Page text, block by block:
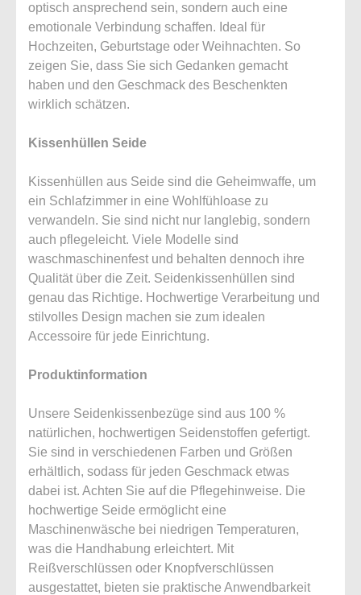
optisch ansprechend sein, sondern auch eine
emotionale Verbindung schaffen. Ideal für
Hochzeiten, Geburtstage oder Weihnachten. So
zeigen Sie, dass Sie sich Gedanken gemacht
haben und den Geschmack des Beschenkten
wirklich schätzen.
Kissenhüllen Seide
Kissenhüllen aus Seide sind die Geheimwaffe, um
ein Schlafzimmer in eine Wohlfühloase zu
verwandeln. Sie sind nicht nur langlebig, sondern
auch pflegeleicht. Viele Modelle sind
waschmaschinenfest und behalten dennoch ihre
Qualität über die Zeit. Seidenkissenhüllen sind
genau das Richtige. Hochwertige Verarbeitung und
stilvolles Design machen sie zum idealen
Accessoire für jede Einrichtung.
Produktinformation
Unsere Seidenkissenbezüge sind aus 100 %
natürlichen, hochwertigen Seidenstoffen gefertigt.
Sie sind in verschiedenen Farben und Größen
erhältlich, sodass für jeden Geschmack etwas
dabei ist. Achten Sie auf die Pflegehinweise. Die
hochwertige Seide ermöglicht eine
Maschinenwäsche bei niedrigen Temperaturen,
was die Handhabung erleichtert. Mit
Reißverschlüssen oder Knopfverschlüssen
ausgestattet, bieten sie praktische Anwendbarkeit